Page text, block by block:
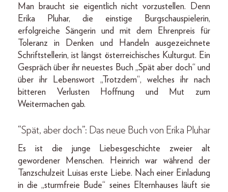
Man braucht sie eigentlich nicht vorzustellen. Denn
Erika Pluhar, die einstige Burgschauspielerin,
erfolgreiche Sängerin und mit dem Ehrenpreis für
Toleranz in Denken und Handeln ausgezeichnete
Schriftstellerin, ist längst österreichisches Kulturgut. Ein
Gespräch über ihr neuestes Buch „Spät aber doch“ und
über ihr Lebenswort „Trotzdem“, welches ihr nach
bitteren Verlusten Hoffnung und Mut zum
Weitermachen gab.
“Spät, aber doch”: Das neue Buch von Erika Pluhar
Es ist die junge Liebesgeschichte zweier alt
gewordener Menschen. Heinrich war während der
Tanzschulzeit Luisas erste Liebe. Nach einer Einladung
in die „sturmfreie Bude“ seines Elternhauses läuft sie